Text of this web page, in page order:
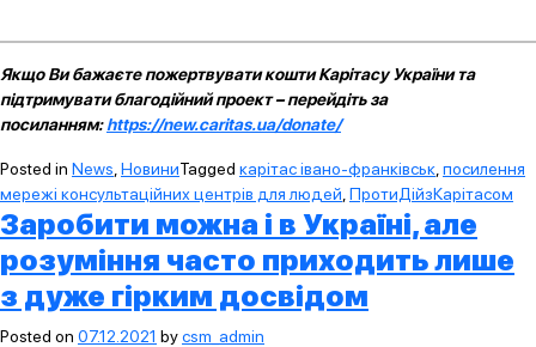
Якщо Ви бажаєте пожертвувати кошти Карітасу України та
підтримувати благодійний проект – перейдіть за
посиланням:https://new.caritas.ua/donate/
Posted in News НовиниTagged карітас івано-франківськ посилення
мережі консультаційних центрів для людей ПротиДійзКарітасом
Заробити можна і в Україні, але
розуміння часто приходить лише
з дуже гірким досвідом
Posted on 07.12.2021 bycsm_admin